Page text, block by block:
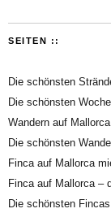
SEITEN ::
Die schönsten
Die schönsten
Wandern auf Mallorca
Die schönsten
Finca auf Mallorca
Finca auf Mallorca –
Die schönsten